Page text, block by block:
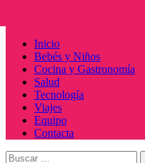
Menú
principal
Inicio
Bebés y Niños
Cocina y Gastronomía
Salud
Tecnología
Viajes
Equipo
Contacta
Buscar: